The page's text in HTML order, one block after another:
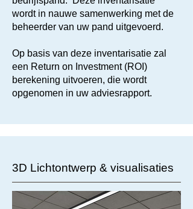
wordt in nauwe samenwerking met de
beheerder van uw pand uitgevoerd.
Op basis van deze inventarisatie zal
een Return on Investment (ROI)
berekening uitvoeren, die wordt
opgenomen in uw adviesrapport.
3D Lichtontwerp & visualisaties